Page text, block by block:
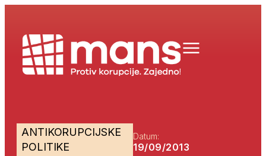
ANTIKORUPCIJSKE
POLITIKE
Datum:
19/09/2013